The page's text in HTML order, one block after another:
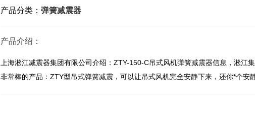
产品分类： 弹簧减震器
产品介绍：
上海淞江减震器集团有限公司介绍：ZTY-150-C吊式风机弹簧减震器信息，淞江
非常棒的产品：ZTY型吊式弹簧减震，可以让吊式风机完全安静下来，还你*个安